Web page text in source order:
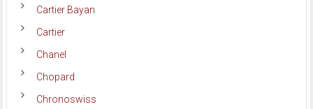
Cartier Bayan
Cartier
Chanel
Chopard
Chronoswiss